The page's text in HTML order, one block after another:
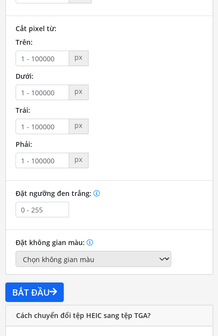
Cắt pixel từ:
Trên:
px
Dưới:
px
Trái:
px
Phải:
px
Đặt ngưỡng đen trắng:
Đặt không gian màu:
BẮT ĐẦU
Cách chuyển đổi tệp HEIC sang tệp TGA?